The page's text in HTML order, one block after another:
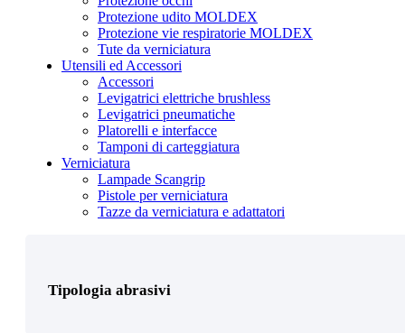
Tipologia protezione personale
Protezione udito MOLDEX
Protezione vie respiratorie MOLDEX
Tute da verniciatura
Utensili ed Accessori
Accessori
Levigatrici elettriche brushless
Levigatrici pneumatiche
Platorelli e interfacce
Tamponi di carteggiatura
Verniciatura
Lampade Scangrip
Pistole per verniciatura
Tazze da verniciatura e adattatori
Tipologia abrasivi